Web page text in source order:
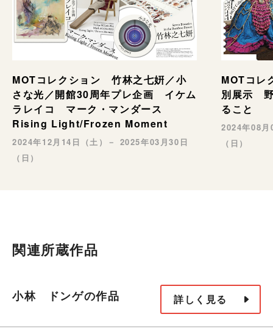
MOTコレクション 竹林之七姸／小
さな光／開館30周年プレ企画 イケム
ラレイコ マーク・マンダース
Rising Light/Frozen Moment
2024年12月14日（土）－ 2025年03月30日
（日）
MOTコレ
別展示
ること
2024年08
（日）
関連所蔵作品
小林 ドンゲの作品 詳しく見る